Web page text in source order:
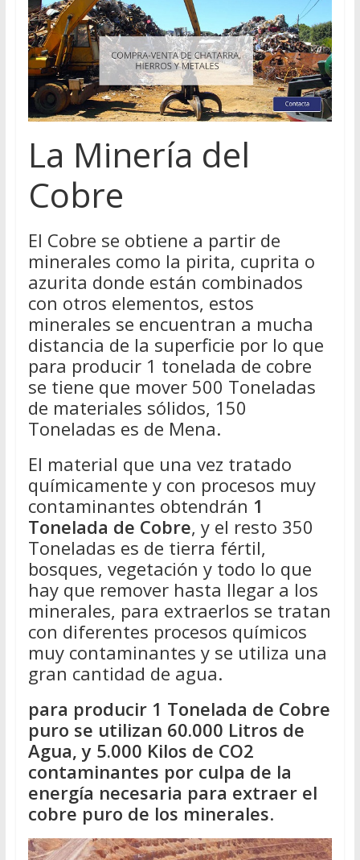
La Minería del
Cobre
El Cobre se obtiene a partir de
minerales como la pirita, cuprita o
azurita donde están combinados
con otros elementos, estos
minerales se encuentran a mucha
distancia de la superficie por lo que
para producir 1 tonelada de cobre
se tiene que mover 500 Toneladas
de materiales sólidos, 150
Toneladas es de Mena.
El material que una vez tratado
químicamente y con procesos muy
contaminantes obtendrán 1
Tonelada de Cobre, y el resto 350
Toneladas es de tierra fértil,
bosques, vegetación y todo lo que
hay que remover hasta llegar a los
minerales, para extraerlos se tratan
con diferentes procesos químicos
muy contaminantes y se utiliza una
gran cantidad de agua.
para producir 1 Tonelada de Cobre
puro se utilizan 60.000 Litros de
Agua, y 5.000 Kilos de CO2
contaminantes por culpa de la
energía necesaria para extraer el
cobre puro de los minerales.